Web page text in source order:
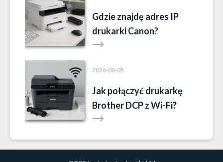
Gdzie znajdę adres IP
drukarki Canon?
2026-08-05
Jak połączyć drukarkę
Brother DCP z Wi-Fi?